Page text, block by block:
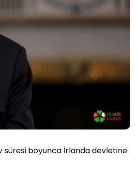
süresi boyunca İrlanda devletine
Yasir Baba 24 Eylül 2025